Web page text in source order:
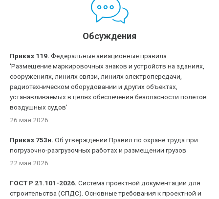
Обсуждения
Приказ 119. Федеральные авиационные правила
'Размещение маркировочных знаков и устройств на зданиях,
сооружениях, линиях связи, линиях электропередачи,
радиотехническом оборудовании и других объектах,
устанавливаемых в целях обеспечения безопасности полетов
воздушных судов'
26 мая 2026
Приказ 753н. Об утверждении Правил по охране труда при
погрузочно-разгрузочных работах и размещении грузов
22 мая 2026
ГОСТ Р 21.101-2026. Система проектной документации для
строительства (СПДС). Основные требования к проектной и